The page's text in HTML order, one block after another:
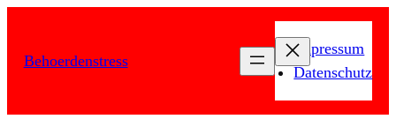
springen
Behoerdenstress
Impressum
Datenschutz